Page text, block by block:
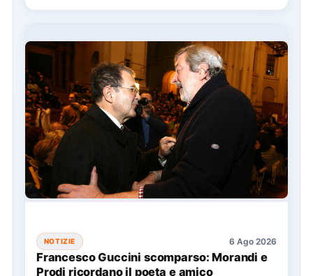
NOTIZIE 6 Ago 2026
Francesco Guccini scomparso: Morandi e
Prodi ricordano il poeta e amico